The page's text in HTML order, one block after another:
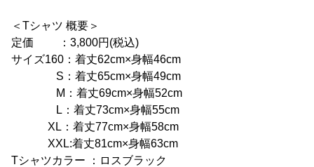
＜Tシャツ 概要＞
定価 ：3,800円(税込)
サイズ160：着丈62cm×身幅46cm
S：着丈65cm×身幅49cm
M：着丈69cm×身幅52cm
L：着丈73cm×身幅55cm
XL：着丈77cm×身幅58cm
XXL:着丈81cm×身幅63cm
Tシャツカラー ：ロスブラック